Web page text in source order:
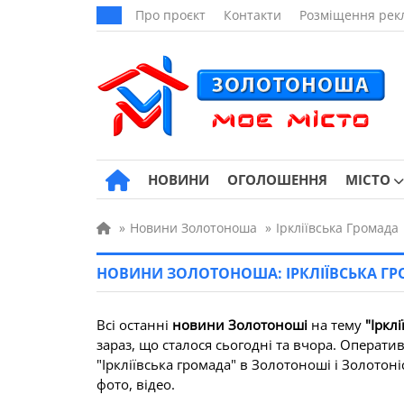
Про проєкт Контакти Розміщення
НОВИНИ ОГОЛОШЕННЯ МІСТО
» Новини Золотоноша » Іркліївська Громада
НОВИНИ ЗОЛОТОНОША: ІРКЛІЇВСЬКА
Всі останні новини Золотоноші на тему
зараз, що сталося сьогодні та вчора.
"Іркліївська громада" в Золотоноші і
фото, відео.